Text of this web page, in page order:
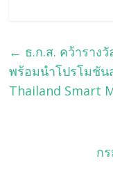
← ธ.ก.ส. คว้าราง
พร้อมนำโปรโมชัน
Thailand Smart
ก